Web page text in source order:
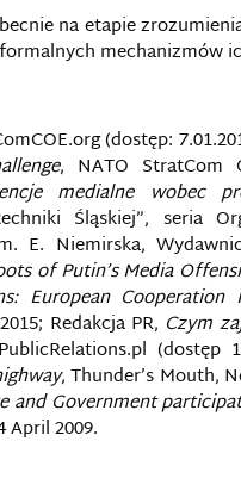
na etapie
mechanizmów
(dostęp:
, NATO StratCom
medialne wobec
Śląskiej”, seria
E. Niemirska,
of Putin’s Media
European Cooperation
Redakcja PR, Czym
(dostęp
, Thunder’s Mouth,
and Government
April 2009.